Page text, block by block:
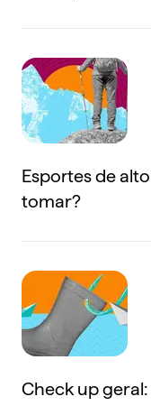
Esportes de
tomar?
Check up